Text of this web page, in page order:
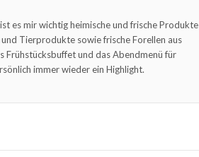
es mir wichtig heimische und frische Produkte
Tierprodukte sowie frische Forellen aus
Frühstücksbuffet und das Abendmenü für
immer wieder ein Highlight.